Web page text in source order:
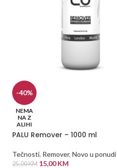
-40%
NEMA
NA Z
ALIHI
PALU Remover – 1000 ml
Tečnosti, Remover, Novo u ponudi
25,00KM 15,00KM